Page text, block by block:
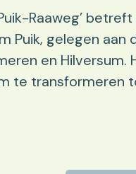
Raaweg’
Puik, gelegen aan
en Hilversum.
te transformeren